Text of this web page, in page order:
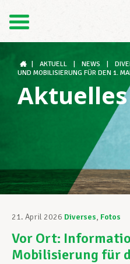
Der LCGB
Unterstützung im
Ihre Rechte
AKTUELL NEWS
UND MOBILISIERUNG FÜR DEN 1. MAI
Aktuelles
21. April 2026 Diverses, Fotos
Vor Ort:
Mobilisierung für